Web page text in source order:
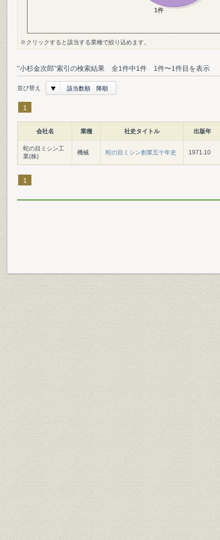
※クリックすると該当する業種で絞り込めます。
"小杉金次郎"索引の検索結果 全1件中1件 1件〜1件目を表示
並び替え 該当数順 降順
1
会社名 業種 社史タイトル 出版年
蛇の目ミシン工
業(株)
機械 蛇の目ミシン創業五十年史 1971.10
1